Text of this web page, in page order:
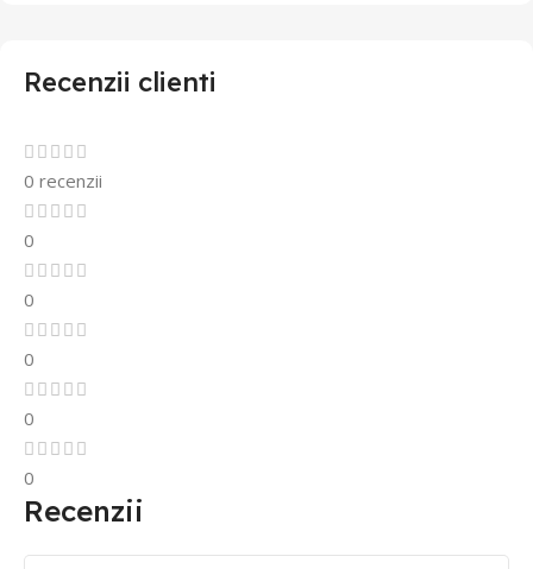
Recenzii clienti
0 recenzii
0
0
0
0
0
Recenzii